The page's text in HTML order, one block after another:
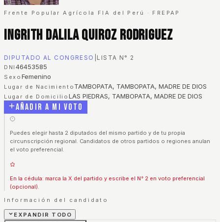
Frente Popular Agrícola FIA del Perú · FREPAP
Ingrith Dalila Quiroz Rodriguez
DIPUTADO AL CONGRESO LISTA N° 2
DNI 46453585
Sexo Femenino
Lugar de Nacimiento TAMBOPATA, TAMBOPATA, MADRE DE DIOS
Lugar de Domicilio LAS PIEDRAS, TAMBOPATA, MADRE DE DIOS
Añadir a mi voto
Puedes elegir hasta 2 diputados del mismo partido y de tu propia
circunscripción regional. Candidatos de otros partidos o regiones anulan
el voto preferencial.
En la cédula: marca la X del partido y escribe el N° 2 en voto preferencial
(opcional).
Información del candidato
EXPANDIR TODO